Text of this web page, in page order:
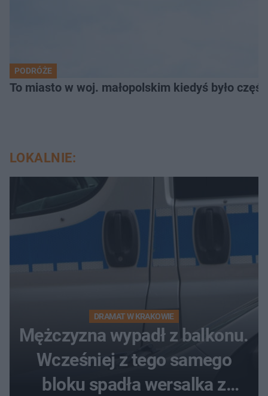
PODRÓŻE
To miasto w woj. małopolskim kiedyś było
LOKALNIE:
DRAMAT W KRAKOWIE
Mężczyzna wypadł z balkonu.
Wcześniej z tego samego
bloku spadła wersalka z